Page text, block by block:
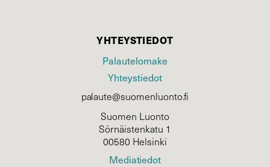
YHTEYSTIEDOT
Palautelomake
Yhteystiedot
palaute@suomenluonto.fi
Suomen Luonto
Sörnäistenkatu 1
00580 Helsinki
Mediatiedot